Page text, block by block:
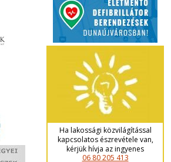
Ha lakossági közvilágítással
kapcsolatos észrevétele van,
kérjük hívja az ingyenes
06 80 205 413